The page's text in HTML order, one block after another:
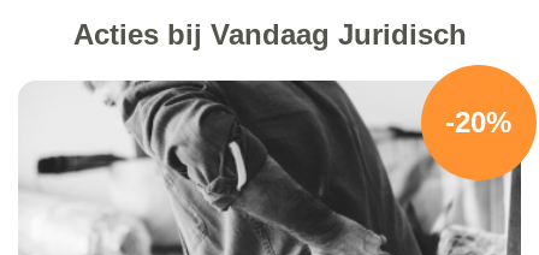
Acties bij Vandaag Juridisch
-20%